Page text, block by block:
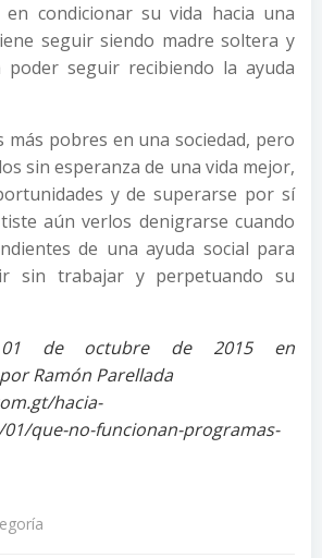
condicionar su vida hacia una
seguir siendo madre soltera y
seguir recibiendo la ayuda
más pobres en una sociedad, pero
sin esperanza de una vida mejor,
y de superarse por sí
aún verlos denigrarse cuando
de una ayuda social para
sin trabajar y perpetuando su
01 de octubre de 2015 en
Ramón Parellada
hacia-
que-no-funcionan-programas-